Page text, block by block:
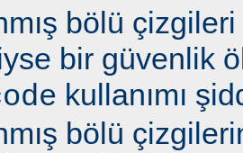
bölü
bir güvenlik
kullanımı
bölü